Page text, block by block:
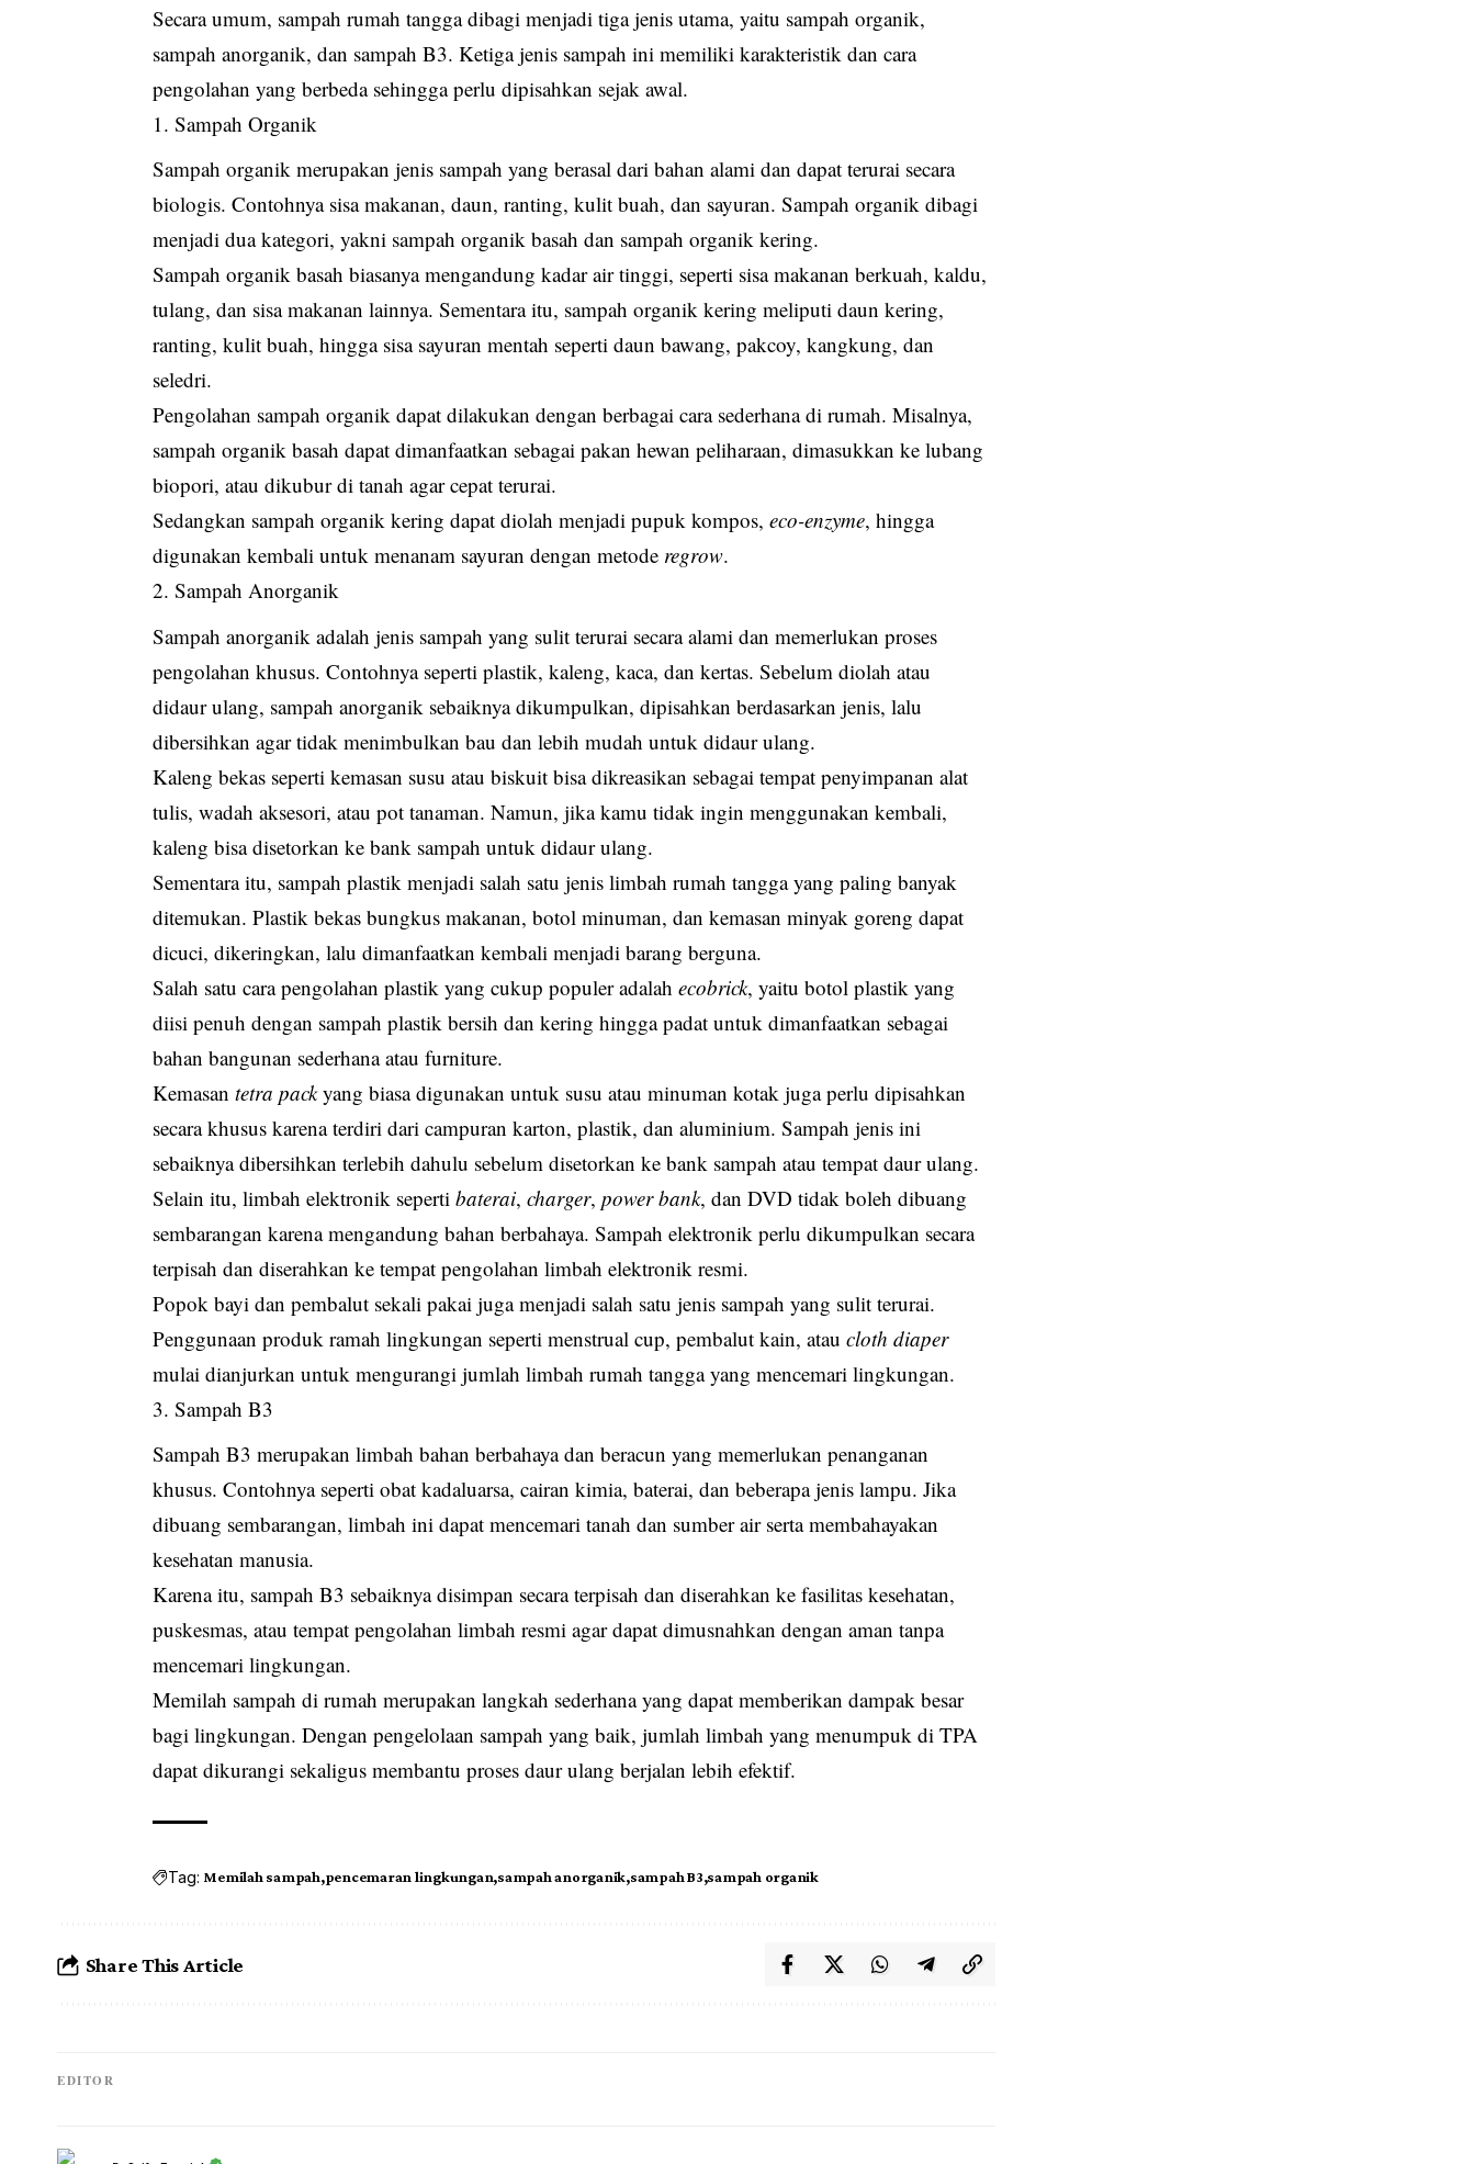
Secara umum, sampah rumah tangga dibagi menjadi tiga jenis utama, yaitu sampah organik,
sampah anorganik, dan sampah B3. Ketiga jenis sampah ini memiliki karakteristik dan cara
pengolahan yang berbeda sehingga perlu dipisahkan sejak awal.
Sampah Organik
Sampah organik merupakan jenis sampah yang berasal dari bahan alami dan dapat terurai secara
biologis. Contohnya sisa makanan, daun, ranting, kulit buah, dan sayuran. Sampah organik dibagi
menjadi dua kategori, yakni sampah organik basah dan sampah organik kering.
Sampah organik basah biasanya mengandung kadar air tinggi, seperti sisa makanan berkuah, kaldu,
tulang, dan sisa makanan lainnya. Sementara itu, sampah organik kering meliputi daun kering,
ranting, kulit buah, hingga sisa sayuran mentah seperti daun bawang, pakcoy, kangkung, dan
seledri.
Pengolahan sampah organik dapat dilakukan dengan berbagai cara sederhana di rumah. Misalnya,
sampah organik basah dapat dimanfaatkan sebagai pakan hewan peliharaan, dimasukkan ke lubang
biopori, atau dikubur di tanah agar cepat terurai.
Sedangkan sampah organik kering dapat diolah menjadi pupuk kompos,eco-enzyme, hingga
digunakan kembali untuk menanam sayuran dengan metode regrow.
Sampah Anorganik
Sampah anorganik adalah jenis sampah yang sulit terurai secara alami dan memerlukan proses
pengolahan khusus. Contohnya seperti plastik, kaleng, kaca, dan kertas. Sebelum diolah atau
didaur ulang, sampah anorganik sebaiknya dikumpulkan, dipisahkan berdasarkan jenis, lalu
dibersihkan agar tidak menimbulkan bau dan lebih mudah untuk didaur ulang.
Kaleng bekas seperti kemasan susu atau biskuit bisa dikreasikan sebagai tempat penyimpanan alat
tulis, wadah aksesori, atau pot tanaman. Namun, jika kamu tidak ingin menggunakan kembali,
kaleng bisa disetorkan ke bank sampah untuk didaur ulang.
Sementara itu, sampah plastik menjadi salah satu jenis limbah rumah tangga yang paling banyak
ditemukan. Plastik bekas bungkus makanan, botol minuman, dan kemasan minyak goreng dapat
dicuci, dikeringkan, lalu dimanfaatkan kembali menjadi barang berguna.
Salah satu cara pengolahan plastik yang cukup populer adalahecobrick, yaitu botol plastik yang
diisi penuh dengan sampah plastik bersih dan kering hingga padat untuk dimanfaatkan sebagai
bahan bangunan sederhana atau furniture.
Kemasantetra packyang biasa digunakan untuk susu atau minuman kotak juga perlu dipisahkan
secara khusus karena terdiri dari campuran karton, plastik, dan aluminium. Sampah jenis ini
sebaiknya dibersihkan terlebih dahulu sebelum disetorkan ke bank sampah atau tempat daur ulang.
Selain itu, limbah elektronik sepertibaterai,charger,power bank, dan DVD tidak boleh dibuang
sembarangan karena mengandung bahan berbahaya. Sampah elektronik perlu dikumpulkan secara
terpisah dan diserahkan ke tempat pengolahan limbah elektronik resmi.
Popok bayi dan pembalut sekali pakai juga menjadi salah satu jenis sampah yang sulit terurai.
Penggunaan produk ramah lingkungan seperti menstrual cup, pembalut kain, ataucloth diaper
mulai dianjurkan untuk mengurangi jumlah limbah rumah tangga yang mencemari lingkungan.
Sampah B3
Sampah B3 merupakan limbah bahan berbahaya dan beracun yang memerlukan penanganan
khusus. Contohnya seperti obat kadaluarsa, cairan kimia, baterai, dan beberapa jenis lampu. Jika
dibuang sembarangan, limbah ini dapat mencemari tanah dan sumber air serta membahayakan
kesehatan manusia.
Karena itu, sampah B3 sebaiknya disimpan secara terpisah dan diserahkan ke fasilitas kesehatan,
puskesmas, atau tempat pengolahan limbah resmi agar dapat dimusnahkan dengan aman tanpa
mencemari lingkungan.
Memilah sampah di rumah merupakan langkah sederhana yang dapat memberikan dampak besar
bagi lingkungan. Dengan pengelolaan sampah yang baik, jumlah limbah yang menumpuk di TPA
dapat dikurangi sekaligus membantu proses daur ulang berjalan lebih efektif.
Tag: Memilah sampah pencemaran lingkungan sampah anorganik sampah B3 sampah organik
Share This Article
EDITOR